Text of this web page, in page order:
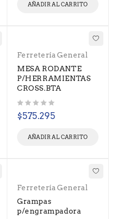
AÑADIR AL CARRITO
Ferretería General
MESA RODANTE
P/HERRAMIENTAS
CROSS.BTA
$575.295
AÑADIR AL CARRITO
Ferretería General
Grampas
p/engrampadora